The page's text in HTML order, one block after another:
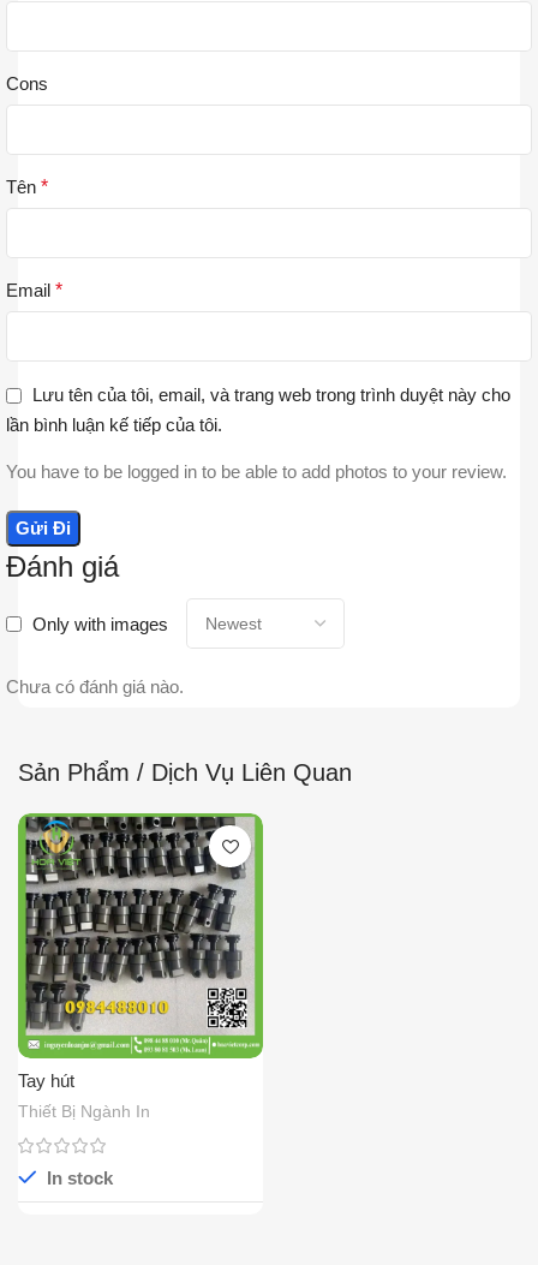
Đánh giá
Only with images
Chưa có đánh giá nào.
Cons
Tên *
Email *
Lưu tên của tôi, email, và trang web trong trình duyệt này cho
lần bình luận kế tiếp của tôi.
You have to be logged in to be able to add photos to your review.
Sản Phẩm / Dịch Vụ Liên Quan
Tay hút
Thiết Bị Ngành In
In stock